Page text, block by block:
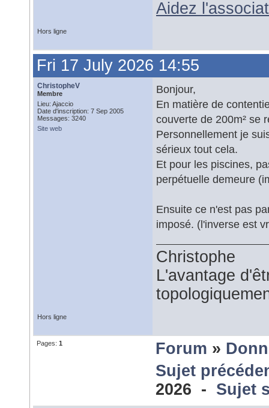
Aidez
Hors ligne
Fri 17 July 2026 14:55
ChristopheV
Membre
Lieu: Ajaccio
Date d'inscription: 7 Sep 2005
Messages: 3240
Site web
Bonjour,
En matière de
couverte de 200m² se
Personnellement je
sérieux tout cela.
Et pour les piscines,
perpétuelle demeure
Ensuite ce n'est pas
imposé. (l'inverse est
Christophe
L'avantage
Hors ligne
Pages: 1 Forum »
Sujet
2026 - Sujet